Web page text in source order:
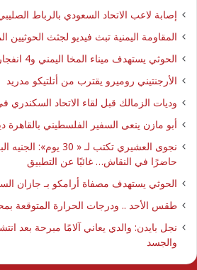
إصابة لاعب الاتحاد السعودي بالرباط
المقاومة اليمنية تبث فيديو لجثث الحوثيين
الحوثي يستهدف ميناء المخا اليمني و4 انفجارات تهز المدينة
الأرجنتيني روميرو يقترب من أتلتيكو مدريد
وديات الزمالك قبل لقاء الاتحاد السكندري
أبو مازن ينعى السفير الفلسطيني بالقاهرة
نجوى العشيري تكتب لـ «
حاضرًا في النقاش… غائبًا عن التطبيق
الحوثي يستهدف مصفاة أرامكو بـ جازان
طقس الأحد .. ودرجات الحرارة المتوقعة
نجل بايدن: والدي يعاني آلامًا مبرحة بعد
والجسد